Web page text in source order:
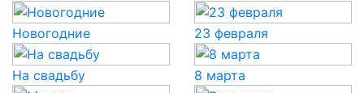
Новогодние 23 февраля
На свадьбу 8 марта